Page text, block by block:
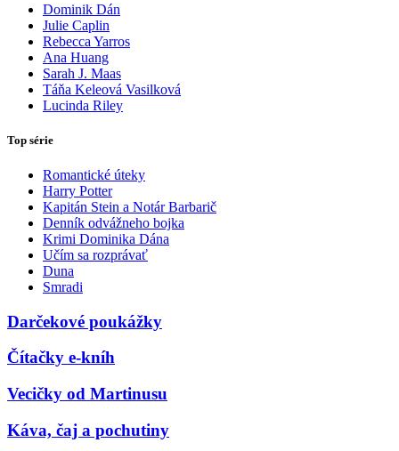
Dominik Dán
Julie Caplin
Rebecca Yarros
Ana Huang
Sarah J. Maas
Táňa Keleová Vasilková
Lucinda Riley
Top série
Romantické úteky
Harry Potter
Kapitán Stein a Notár Barbarič
Denník odvážneho bojka
Krimi Dominika Dána
Učím sa rozprávať
Duna
Smradi
Darčekové poukážky
Čítačky e-kníh
Vecičky od Martinusu
Káva, čaj a pochutiny